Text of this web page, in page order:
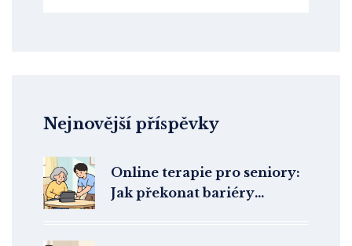
Nejnovější příspěvky
Online terapie pro seniory:
Jak překonat bariéry